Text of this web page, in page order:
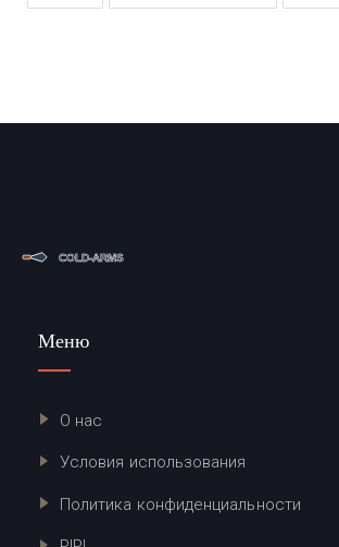
Меню
О нас
Условия использования
Политика конфиденциальности